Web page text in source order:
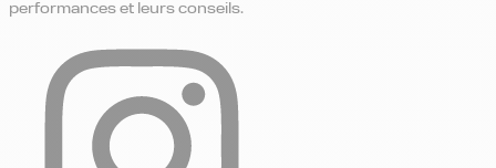
performances et leurs conseils.